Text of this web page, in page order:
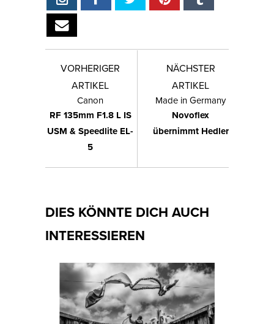
VORHERIGER
ARTIKEL
Canon
RF 135mm F1.8 L IS
USM & Speedlite EL-
5
NÄCHSTER
ARTIKEL
Made in Germany
Novoflex
übernimmt Hedler
DIES KÖNNTE DICH AUCH
INTERESSIEREN